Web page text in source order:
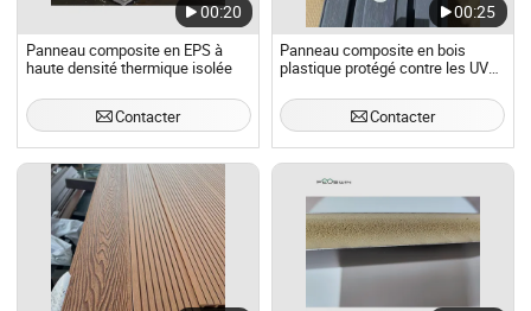
00:20
Panneau composite en EPS à
haute densité thermique isolée
Contacter
00:25
Panneau composite en bois
plastique protégé contre les UV
balcon
Contacter